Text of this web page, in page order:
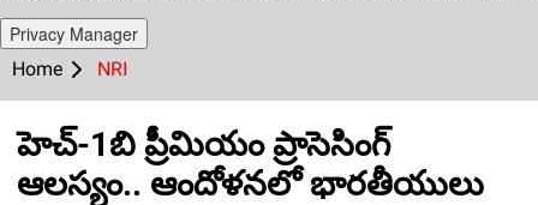
Privacy Manager
Home NRI
హెచ్-1బి ప్రీమియం ప్రాసెసింగ్
ఆలస్యం.. ఆందోళనలో భారతీయులు